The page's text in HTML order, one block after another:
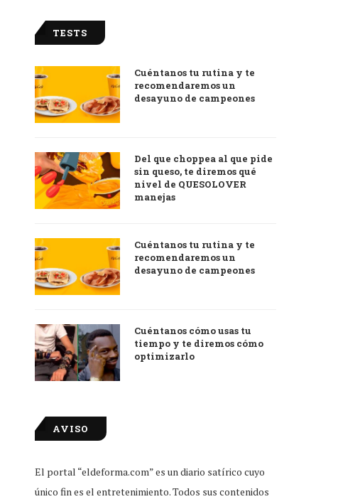
TESTS
Cuéntanos tu rutina y te
recomendaremos un
desayuno de campeones
Del que choppea al que pide
sin queso, te diremos qué
nivel de QUESOLOVER
manejas
Cuéntanos tu rutina y te
recomendaremos un
desayuno de campeones
Cuéntanos cómo usas tu
tiempo y te diremos cómo
optimizarlo
AVISO
El portal “eldeforma.com” es un diario satírico cuyo
único fin es el entretenimiento. Todos sus contenidos